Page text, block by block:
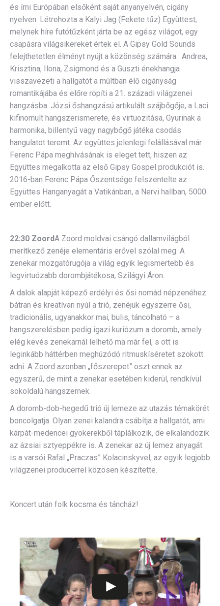
és írni Európában elsőként saját anyanyelvén, cigány
nyelven. Létrehozta a Kalyi Jag (Fekete tűz) Együttest,
melynek híre futótűzként járta be az egész világot, egy
csapásra világsikereket értek el. A Gipsy Gold Sounds
felejthetetlen élményt nyújt a közönség számára. Andrea,
Krisztina, Ilona, Zsigmond és a Guszti énekhangja
visszavezeti a hallgatót a múltban élő cigányság
romantikájába és előre röpíti a 21. századi világzenei
hangzásba. Józsi őshangzású artikulált szájbőgője, a Laci
kifinomult hangszerismerete, és virtuozitása, Gyurinak a
harmonika, billentyű vagy nagybőgő játéka csodás
hangulatot teremt. Az együttes jelenlegi felállásával már
Ferenc Pápa meghívásának is eleget tett, hiszen az
Együttes megalkotta az első Gipsy Gospel produkciót is.
2016-ban Ferenc Pápa Őszentsége felszentelte az
Együttes Hanganyagát a Vatikánban, a Nervi hallban, 5000
ember előtt.
22:30 ZoordA Zoord moldvai csángó dallamvilágból
merítkező zenéje elementáris erővel szólal meg. A
zenekar mozgatórugója a világ egyik legismertebb és
legvirtuózabb dorombjátékosa, Szilágyi Áron.
A dalok alapját képező erdélyi és ősi nomád népzenéhez
bátran és kreatívan nyúl a trió, zenéjük egyszerre ősi,
tradicionális, ugyanakkor mai, bulis, táncolható – a
hangszerelésben pedig igazi kuriózum a doromb, amely
elég kevés zenekarnál lelhető ma már fel, s ott is
leginkább háttérben meghúzódó ritmuskíséretet szokott
adni. A Zoord azonban „főszerepet” oszt ennek az
egyszerű, de mint a zenekar esetében kiderül, rendkívül
sokoldalú hangszernek.
A doromb-dob-hegedű trió új lemeze az utazás témakörét
boncolgatja. Olyan zenei kalandra csábítja a hallgatót, ami
kárpát-medencei gyökerekből táplálkozik, de elkalandozik
az ázsiai sztyeppékre is. A zenekar az új lemez anyagát
is a varsói Rafal „Praczas” Kolacinskyvel, az egyik legjobb
világzenei producerrel közösen készítette.
Koncert után folk kocsma és táncház!